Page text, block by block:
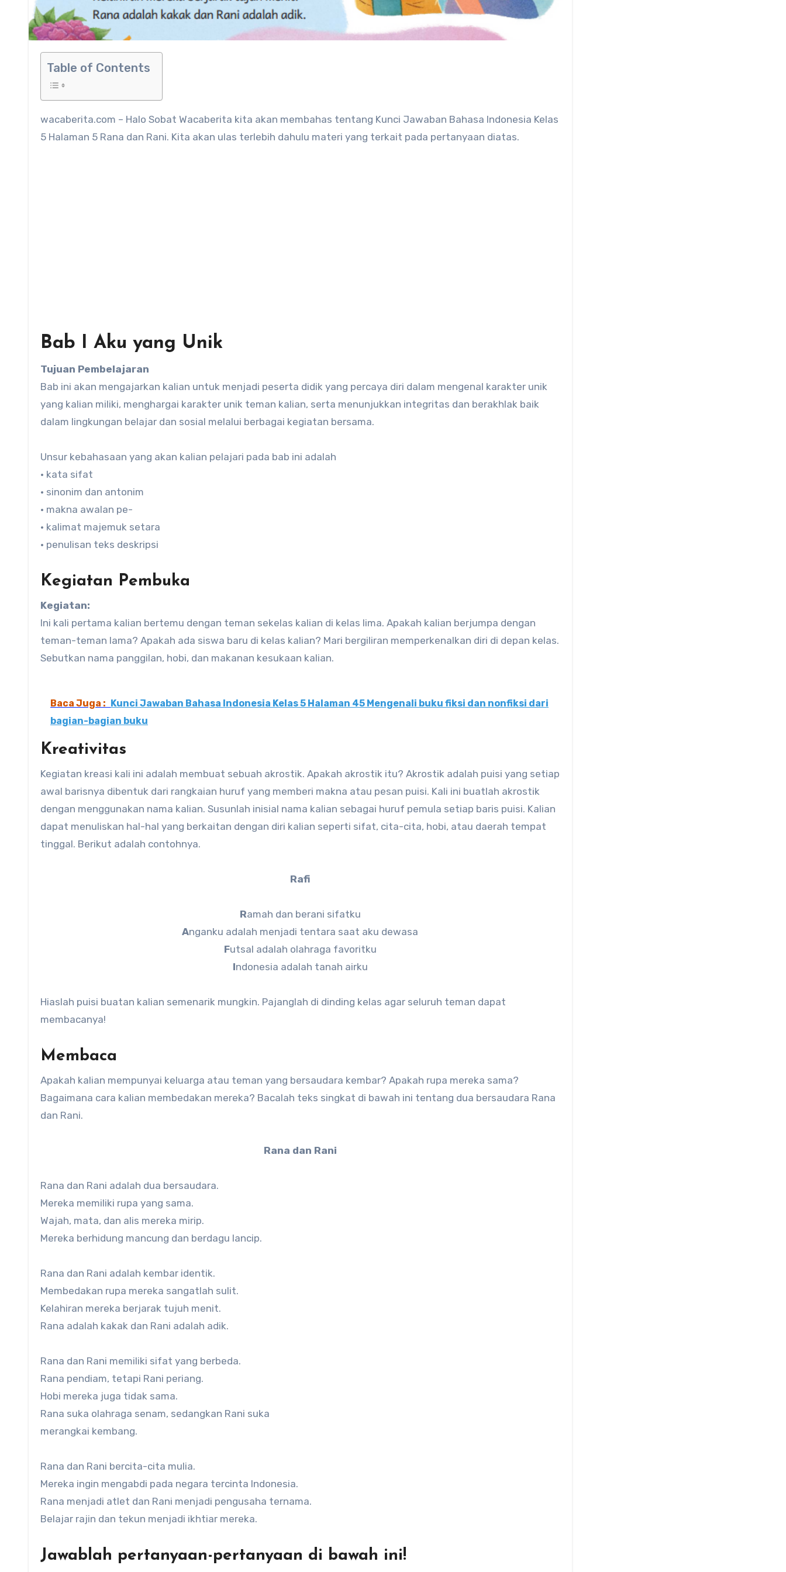
Table of Contents
wacaberita.com – Halo Sobat Wacaberita kita akan membahas tentang Kunci Jawaban Bahasa Indonesia Kelas
5 Halaman 5 Rana dan Rani. Kita akan ulas terlebih dahulu materi yang terkait pada pertanyaan diatas.
Bab I Aku yang Unik
Tujuan Pembelajaran
Bab ini akan mengajarkan kalian untuk menjadi peserta didik yang percaya diri dalam mengenal karakter unik
yang kalian miliki, menghargai karakter unik teman kalian, serta menunjukkan integritas dan berakhlak baik
dalam lingkungan belajar dan sosial melalui berbagai kegiatan bersama.
Unsur kebahasaan yang akan kalian pelajari pada bab ini adalah
• kata sifat
• sinonim dan antonim
• makna awalan pe-
• kalimat majemuk setara
• penulisan teks deskripsi
Kegiatan Pembuka
Kegiatan:
Ini kali pertama kalian bertemu dengan teman sekelas kalian di kelas lima. Apakah kalian berjumpa dengan
teman-teman lama? Apakah ada siswa baru di kelas kalian? Mari bergiliran memperkenalkan diri di depan kelas.
Sebutkan nama panggilan, hobi, dan makanan kesukaan kalian.
Baca Juga : Kunci Jawaban Bahasa Indonesia Kelas 5 Halaman 45 Mengenali buku fiksi dan nonfiksi dari
bagian-bagian buku
Kreativitas
Kegiatan kreasi kali ini adalah membuat sebuah akrostik. Apakah akrostik itu? Akrostik adalah puisi yang setiap
awal barisnya dibentuk dari rangkaian huruf yang memberi makna atau pesan puisi. Kali ini buatlah akrostik
dengan menggunakan nama kalian. Susunlah inisial nama kalian sebagai huruf pemula setiap baris puisi. Kalian
dapat menuliskan hal-hal yang berkaitan dengan diri kalian seperti sifat, cita-cita, hobi, atau daerah tempat
tinggal. Berikut adalah contohnya.
Rafi
Ramah dan berani sifatku
Anganku adalah menjadi tentara saat aku dewasa
Futsal adalah olahraga favoritku
Indonesia adalah tanah airku
Hiaslah puisi buatan kalian semenarik mungkin. Pajanglah di dinding kelas agar seluruh teman dapat
membacanya!
Membaca
Apakah kalian mempunyai keluarga atau teman yang bersaudara kembar? Apakah rupa mereka sama?
Bagaimana cara kalian membedakan mereka? Bacalah teks singkat di bawah ini tentang dua bersaudara Rana
dan Rani.
Rana dan Rani
Rana dan Rani adalah dua bersaudara.
Mereka memiliki rupa yang sama.
Wajah, mata, dan alis mereka mirip.
Mereka berhidung mancung dan berdagu lancip.
Rana dan Rani adalah kembar identik.
Membedakan rupa mereka sangatlah sulit.
Kelahiran mereka berjarak tujuh menit.
Rana adalah kakak dan Rani adalah adik.
Rana dan Rani memiliki sifat yang berbeda.
Rana pendiam, tetapi Rani periang.
Hobi mereka juga tidak sama.
Rana suka olahraga senam, sedangkan Rani suka
merangkai kembang.
Rana dan Rani bercita-cita mulia.
Mereka ingin mengabdi pada negara tercinta Indonesia.
Rana menjadi atlet dan Rani menjadi pengusaha ternama.
Belajar rajin dan tekun menjadi ikhtiar mereka.
Jawablah pertanyaan-pertanyaan di bawah ini!